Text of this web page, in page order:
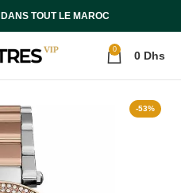
TOUT LE MAROC
0 0 Dhs
-53%